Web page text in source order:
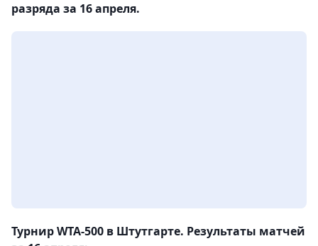
разряда за 16 апреля.
Турнир WTA-500 в Штутгарте. Результаты матчей